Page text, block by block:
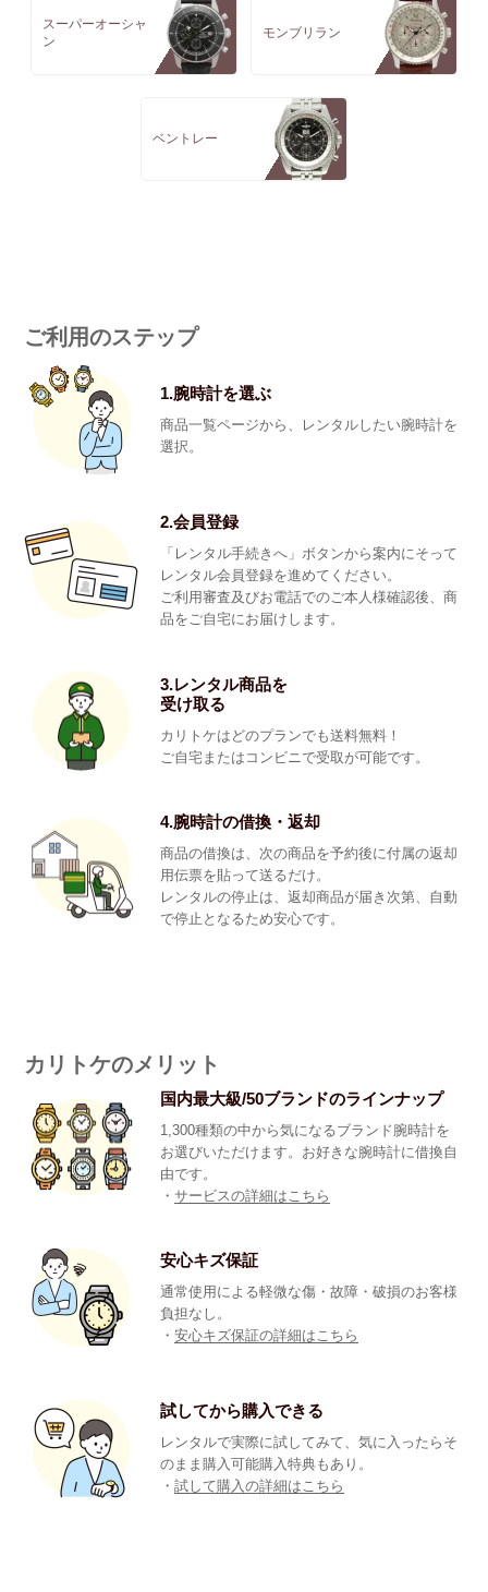
スーパーオーシャ
ン
モンブリラン
ベントレー
ご利用のステップ
1.腕時計を選ぶ
商品一覧ページから、レンタルしたい腕時計を
選択。
2.会員登録
「レンタル手続きへ」ボタンから案内にそって
レンタル会員登録を進めてください。
ご利用審査及びお電話でのご本人様確認後、商
品をご自宅にお届けします。
3.レンタル商品を
受け取る
カリトケはどのプランでも送料無料！
ご自宅またはコンビニで受取が可能です。
4.腕時計の借換・返却
商品の借換は、次の商品を予約後に付属の返却
用伝票を貼って送るだけ。
レンタルの停止は、返却商品が届き次第、自動
で停止となるため安心です。
カリトケのメリット
国内最大級/50ブランドのラインナップ
1,300種類の中から気になるブランド腕時計を
お選びいただけます。お好きな腕時計に借換自
由です。
・サービスの詳細はこちら
安心キズ保証
通常使用による軽微な傷・故障・破損のお客様
負担なし。
・安心キズ保証の詳細はこちら
試してから購入できる
レンタルで実際に試してみて、気に入ったらそ
のまま購入可能購入特典もあり。
・試して購入の詳細はこちら